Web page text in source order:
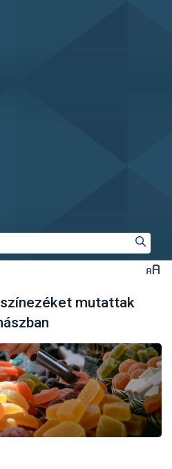
mutattak